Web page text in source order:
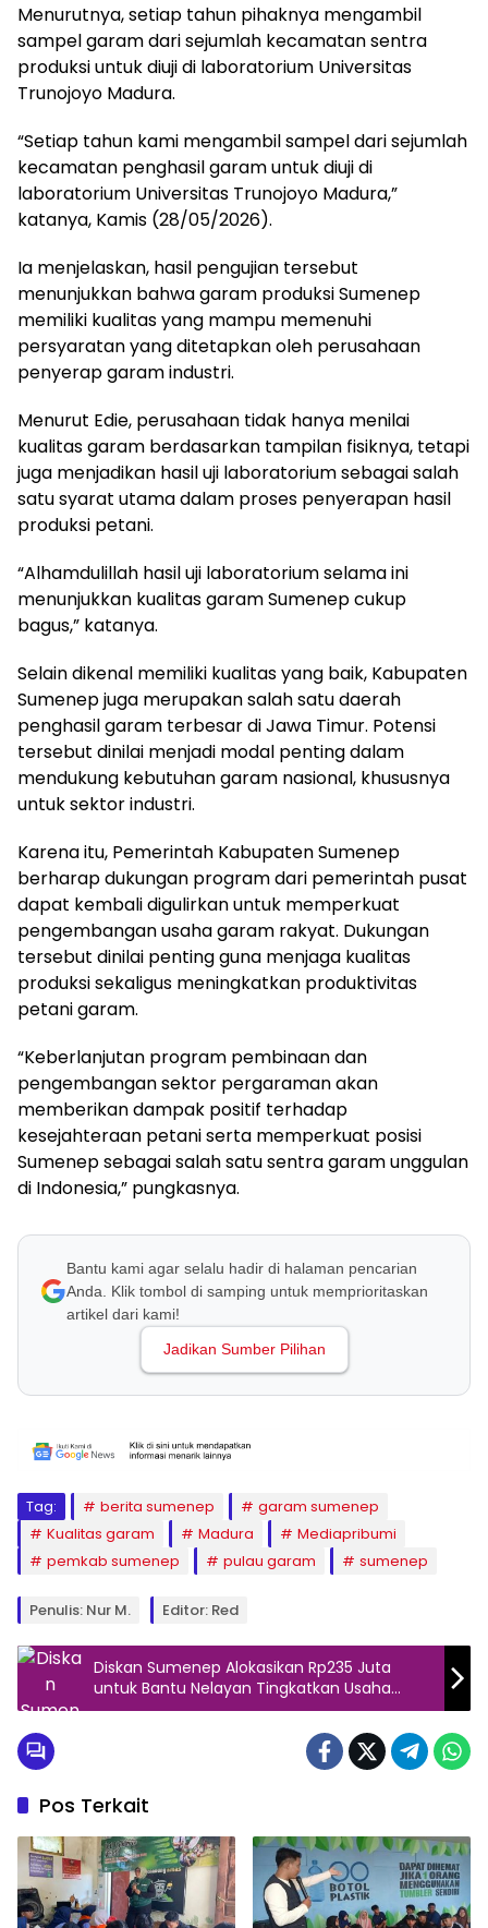
Menurutnya, setiap tahun pihaknya mengambil
sampel garam dari sejumlah kecamatan sentra
produksi untuk diuji di laboratorium Universitas
Trunojoyo Madura.
“Setiap tahun kami mengambil sampel dari sejumlah
kecamatan penghasil garam untuk diuji di
laboratorium Universitas Trunojoyo Madura,”
katanya, Kamis (28/05/2026).
Ia menjelaskan, hasil pengujian tersebut
menunjukkan bahwa garam produksi Sumenep
memiliki kualitas yang mampu memenuhi
persyaratan yang ditetapkan oleh perusahaan
penyerap garam industri.
Menurut Edie, perusahaan tidak hanya menilai
kualitas garam berdasarkan tampilan fisiknya, tetapi
juga menjadikan hasil uji laboratorium sebagai salah
satu syarat utama dalam proses penyerapan hasil
produksi petani.
“Alhamdulillah hasil uji laboratorium selama ini
menunjukkan kualitas garam Sumenep cukup
bagus,” katanya.
Selain dikenal memiliki kualitas yang baik, Kabupaten
Sumenep juga merupakan salah satu daerah
penghasil garam terbesar di Jawa Timur. Potensi
tersebut dinilai menjadi modal penting dalam
mendukung kebutuhan garam nasional, khususnya
untuk sektor industri.
Karena itu, Pemerintah Kabupaten Sumenep
berharap dukungan program dari pemerintah pusat
dapat kembali digulirkan untuk memperkuat
pengembangan usaha garam rakyat. Dukungan
tersebut dinilai penting guna menjaga kualitas
produksi sekaligus meningkatkan produktivitas
petani garam.
“Keberlanjutan program pembinaan dan
pengembangan sektor pergaraman akan
memberikan dampak positif terhadap
kesejahteraan petani serta memperkuat posisi
Sumenep sebagai salah satu sentra garam unggulan
di Indonesia,” pungkasnya.
Bantu kami agar selalu hadir di halaman pencarian
Anda. Klik tombol di samping untuk memprioritaskan
artikel dari kami!
Jadikan Sumber Pilihan
Tag: berita sumenep
garam sumenep
Kualitas garam
Madura
Mediapribumi
pemkab sumenep
pulau garam sumenep
Penulis: Nur M. Editor: Red
Diskan Sumenep Alokasikan Rp235 Juta
untuk Bantu Nelayan Tingkatkan Usaha
Perikanan Tangkap
Pos Terkait